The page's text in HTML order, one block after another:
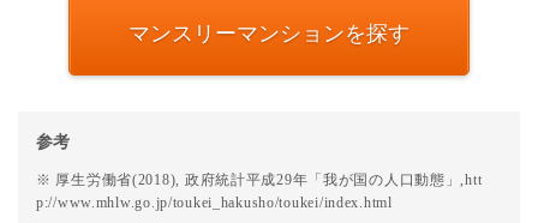
マンスリーマンションを探す
参考
※ 厚生労働省(2018), 政府統計平成29年「我が国の人口動態」,htt
p://www.mhlw.go.jp/toukei_hakusho/toukei/index.html